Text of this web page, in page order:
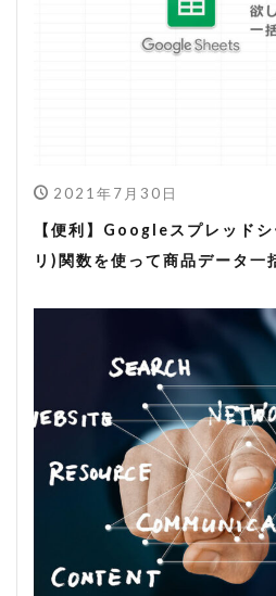
2021年7月30日
【便利】Googleスプレッド
リ)関数を使って商品データ一